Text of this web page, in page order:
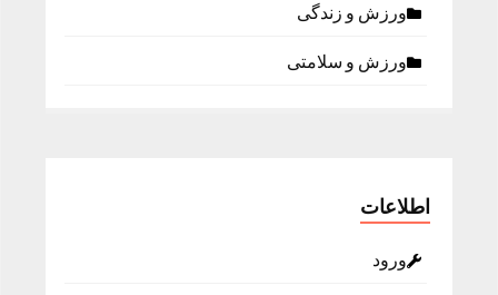
ورزش و زندگی
ورزش و سلامتی
اطلاعات
ورود